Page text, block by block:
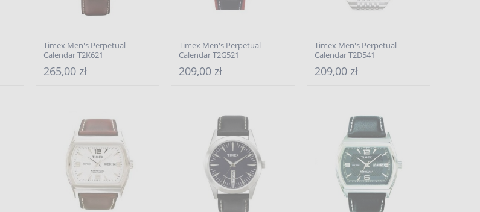
Timex Men's Perpetual
Calendar T2K621
265,00 zł
Timex Men's Perpetual
Calendar T2G521
209,00 zł
Timex Men's Perpetual
Calendar T2D541
209,00 zł